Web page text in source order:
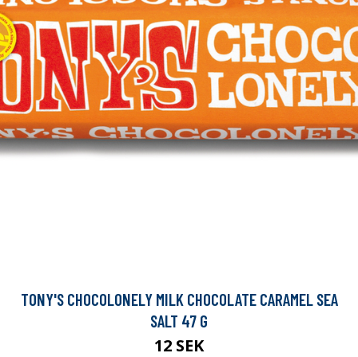
TONY'S CHOCOLONELY MILK CHOCOLATE CARAMEL SEA
SALT 47 G
12 SEK